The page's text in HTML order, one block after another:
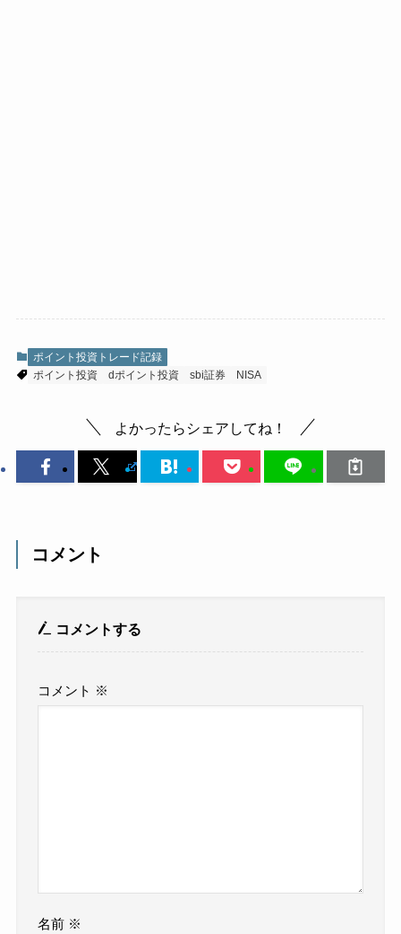
ポイント投資トレード記録
ポイント投資
dポイント投資 sbi証券 NISA
よかったらシェアしてね！
コメント
コメントする
コメント ※
名前 ※